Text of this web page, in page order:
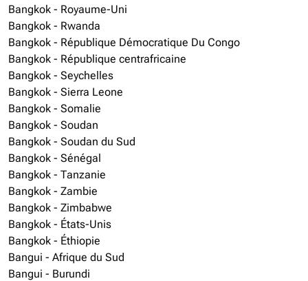
Bangkok - Royaume-Uni
Bangkok - Rwanda
Bangkok - République Démocratique Du Congo
Bangkok - République centrafricaine
Bangkok - Seychelles
Bangkok - Sierra Leone
Bangkok - Somalie
Bangkok - Soudan
Bangkok - Soudan du Sud
Bangkok - Sénégal
Bangkok - Tanzanie
Bangkok - Zambie
Bangkok - Zimbabwe
Bangkok - États-Unis
Bangkok - Éthiopie
Bangui - Afrique du Sud
Bangui - Burundi